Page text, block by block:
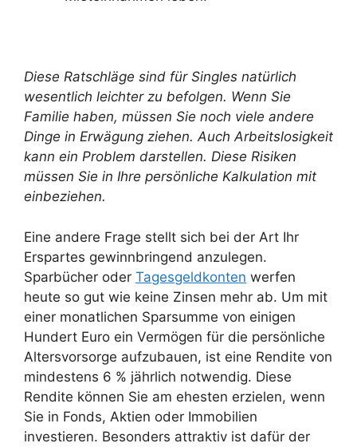
Diese Ratschläge sind für Singles natürlich
wesentlich leichter zu befolgen. Wenn Sie
Familie haben, müssen Sie noch viele andere
Dinge in Erwägung ziehen. Auch Arbeitslosigkeit
kann ein Problem darstellen. Diese Risiken
müssen Sie in Ihre persönliche Kalkulation mit
einbeziehen.
Eine andere Frage stellt sich bei der Art Ihr
Erspartes gewinnbringend anzulegen.
Sparbücher oder Tagesgeldkonten werfen
heute so gut wie keine Zinsen mehr ab. Um mit
einer monatlichen Sparsumme von einigen
Hundert Euro ein Vermögen für die persönliche
Altersvorsorge aufzubauen, ist eine Rendite von
mindestens 6 % jährlich notwendig. Diese
Rendite können Sie am ehesten erzielen, wenn
Sie in Fonds, Aktien oder Immobilien
investieren. Besonders attraktiv ist dafür der